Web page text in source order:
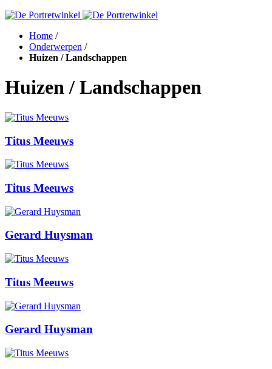
Home /
Onderwerpen /
Huizen / Landschappen
Huizen / Landschappen
Titus Meeuws
Titus Meeuws
Gerard Huysman
Titus Meeuws
Gerard Huysman